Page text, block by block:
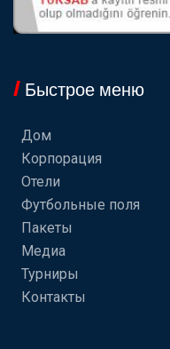
Быстрое меню
Дом
Корпорация
Отели
Футбольные поля
Пакеты
Медиа
Турниры
Контакты